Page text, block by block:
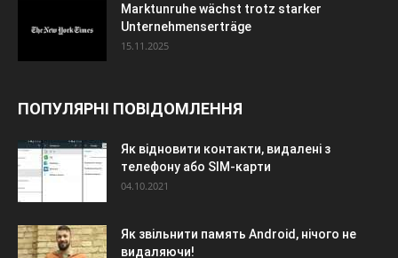
Marktunruhe wächst trotz starker
Unternehmenserträge
15.11.2025
ПОПУЛЯРНІ ПОВІДОМЛЕННЯ
Як відновити контакти, видалені з
телефону або SIM-карти
04.10.2021
Як звільнити память Android, нічого не
видаляючи!